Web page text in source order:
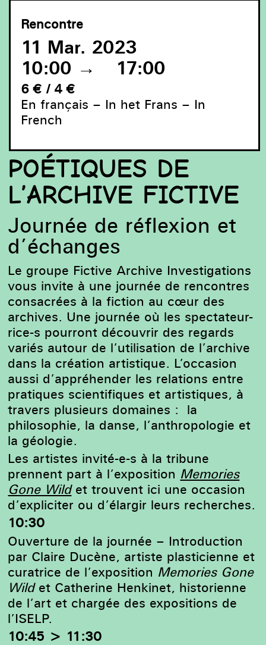
Rencontre
11 Mar. 2023
10:00 → 17:00
6 € / 4 €
En français – In het Frans – In
French
POÉTIQUES DE
L’ARCHIVE FICTIVE
Journée de réflexion et
d’échanges
Le groupe Fictive Archive Investigations
vous invite à une journée de rencontres
consacrées à la fiction au cœur des
archives. Une journée où les spectateur-
rice-s pourront découvrir des regards
variés autour de l’utilisation de l’archive
dans la création artistique. L’occasion
aussi d’appréhender les relations entre
pratiques scientifiques et artistiques, à
travers plusieurs domaines : la
philosophie, la danse, l’anthropologie et
la géologie.
Les artistes invité-e-s à la tribune
prennent part à l’exposition Memories
Gone Wild et trouvent ici une occasion
d’expliciter ou d’élargir leurs recherches.
10:30
Ouverture de la journée – Introduction
par Claire Ducène, artiste plasticienne et
curatrice de l’exposition Memories Gone
Wildet Catherine Henkinet, historienne
de l’art et chargée des expositions de
l’ISELP.
10:45 > 11:30